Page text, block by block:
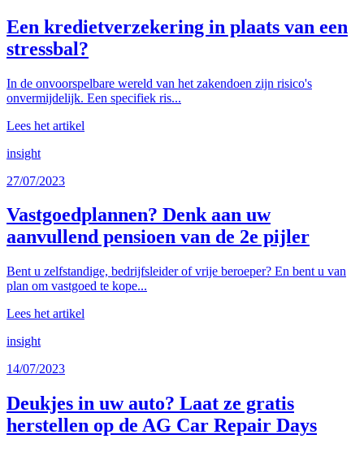
Een kredietverzekering in plaats van een
stressbal?
In de onvoorspelbare wereld van het zakendoen zijn risico's
onvermijdelijk. Een specifiek ris...
Lees het artikel
insight
27/07/2023
Vastgoedplannen? Denk aan uw
aanvullend pensioen van de 2e pijler
Bent u zelfstandige, bedrijfsleider of vrije beroeper? En bent u van
plan om vastgoed te kope...
Lees het artikel
insight
14/07/2023
Deukjes in uw auto? Laat ze gratis
herstellen op de AG Car Repair Days